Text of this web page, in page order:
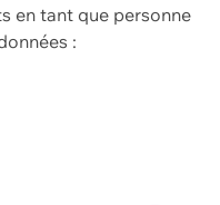
en tant que personne
: